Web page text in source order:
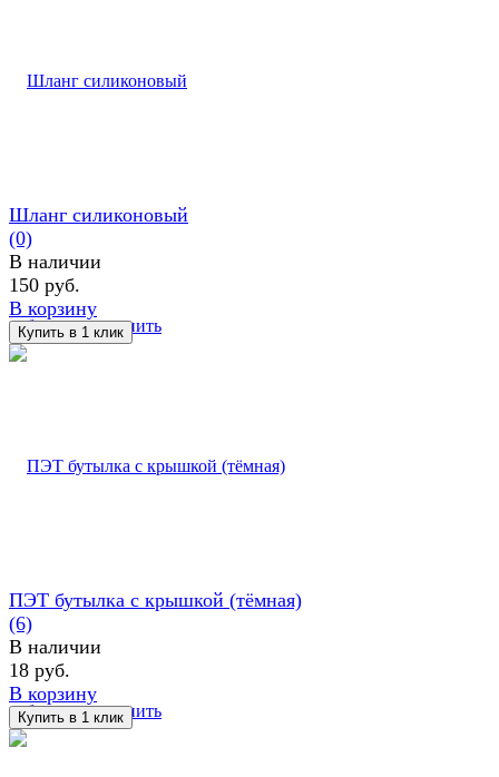
избранное сравнить
Шланг силиконовый
(0)
В наличии
150 руб.
В корзину
избранное сравнить
ПЭТ бутылка с крышкой (тёмная)
(6)
В наличии
18 руб.
В корзину